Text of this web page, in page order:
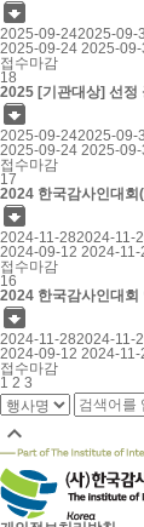

2025-09-242025-09-
2025-09-24 2025-
접수마감
18
2025 [기관대상] 선

2025-09-242025-09-
2025-09-24 2025-
접수마감
17
2024 한국감사인대회

2024-11-282024-11-
2024-09-12 2024-11-
접수마감
16
2024 한국감사인대회

2024-11-282024-11-
2024-09-12 2024-11-
접수마감
1 2 3
